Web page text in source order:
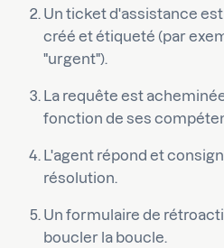
Un ticket d'assistance
créé et étiqueté (par
"urgent").
La requête est
fonction de ses
L'agent répond et
résolution.
Un formulaire de
boucler la boucle.